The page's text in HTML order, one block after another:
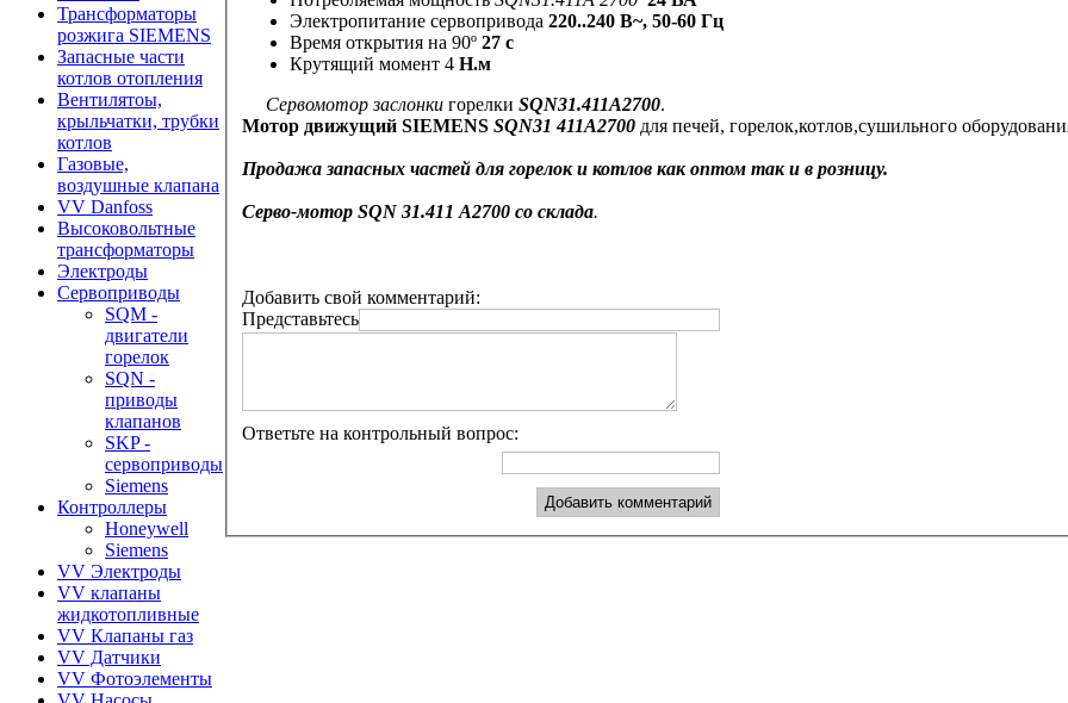
Трансформаторы
розжига SIEMENS
Запасные части
котлов отопления
Вентилятоы,
крыльчатки, трубки
котлов
Газовые,
воздушные клапана
VV Danfoss
Высоковольтные
трансформаторы
Электроды
Сервоприводы
SQM -
двигатели
горелок
SQN -
приводы
клапанов
SKP -
сервоприводы
Siemens
Контроллеры
Honeywell
Siemens
VV Электроды
VV клапаны
жидкотопливные
VV Клапаны газ
VV Датчики
VV Фотоэлементы
Электропитание сервопривода 220..240 В~, 50-60 Гц
Время открытия на 90º 27 с
Крутящий момент 4 Н.м
Сервомотор заслонки горелки SQN31.411А2700.
Мотор движущий SIEMENS SQN31 411А2700 для печей, горелок,котлов,сушильного
Продажа запасных частей для горелок и котлов как оптом так и в розницу.
Серво-мотор SQN 31.411 А2700 со склада.
Добавить свой комментарий:
Представьтесь
Ответьте на контрольный вопрос: